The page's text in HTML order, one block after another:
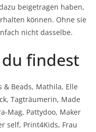
beigetragen haben,
können. Ohne sie
nicht dasselbe.
findest
& Beads, Mathila, Elle
Tagträumerin, Made
Mag, Pattydoo, Maker
self, Print4Kids, Frau